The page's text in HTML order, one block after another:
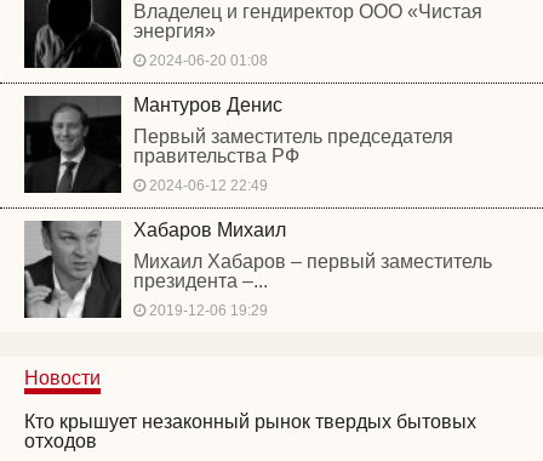
Владелец и гендиректор ООО «Чистая
энергия»
2024-06-20 01:08
Мантуров Денис
Первый заместитель председателя
правительства РФ
2024-06-12 22:49
Хабаров Михаил
Михаил Хабаров – первый заместитель
президента –...
2019-12-06 19:29
Новости
Кто крышует незаконный рынок твердых бытовых
отходов